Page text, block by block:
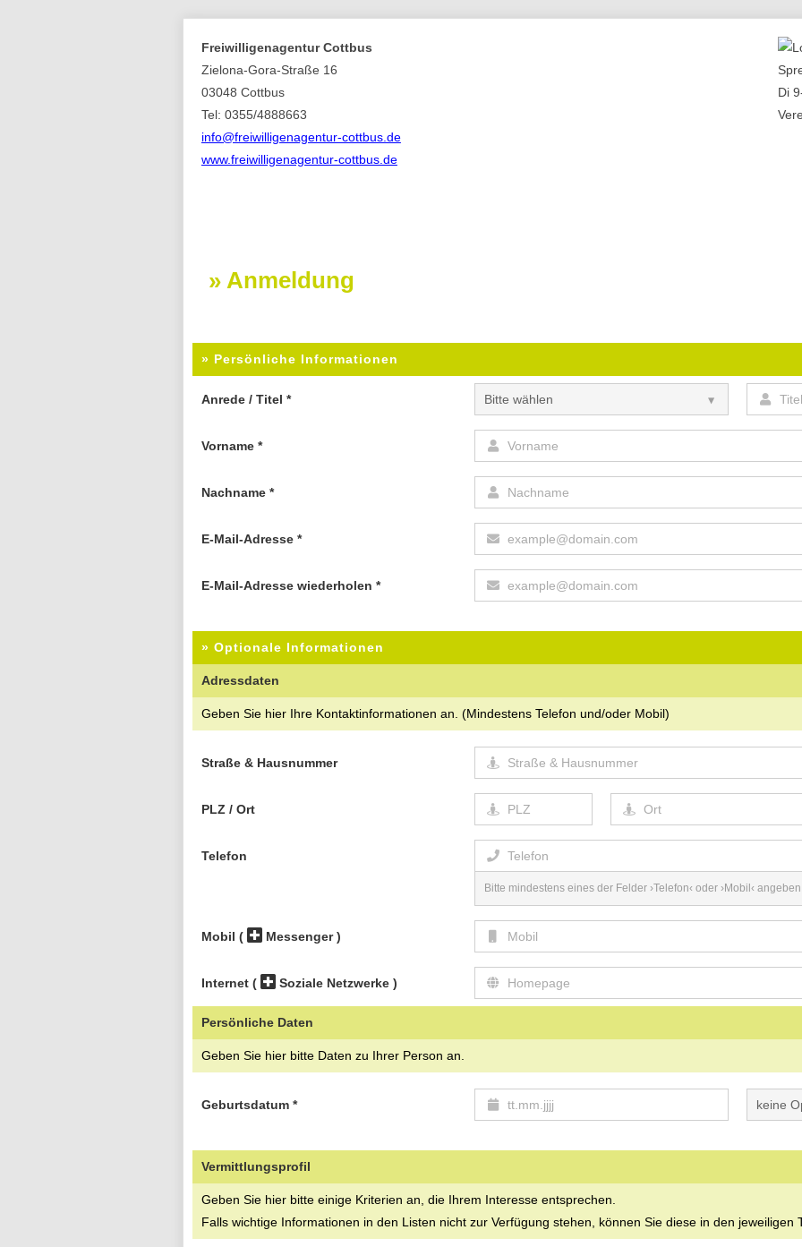
Freiwilligenagentur Cottbus
Zielona-Gora-Straße 16
03048 Cottbus
Tel: 0355/4888663
info@freiwilligenagentur-cottbus.de
www.freiwilligenagentur-cottbus.de
Di
» Anmeldung
» Persönliche Informationen
Anrede / Titel *
Vorname *
Nachname *
E-Mail-Adresse *
E-Mail-Adresse wiederholen *
» Optionale Informationen
Adressdaten
Geben Sie hier Ihre Kontaktinformationen an. (Mindestens Telefon und/oder Mobil)
Straße & Hausnummer
PLZ / Ort
Telefon
Bitte mindestens eines der Felder ›Telefon‹ oder ›Mobil‹
Mobil ( Messenger )
Internet ( Soziale Netzwerke )
Persönliche Daten
Geben Sie hier bitte Daten zu Ihrer Person an.
Geburtsdatum *
Vermittlungsprofil
Geben Sie hier bitte einige Kriterien an, die Ihrem Interesse entsprechen.
Falls wichtige Informationen in den Listen nicht zur Verfügung stehen, können Sie diese in den jeweiligen